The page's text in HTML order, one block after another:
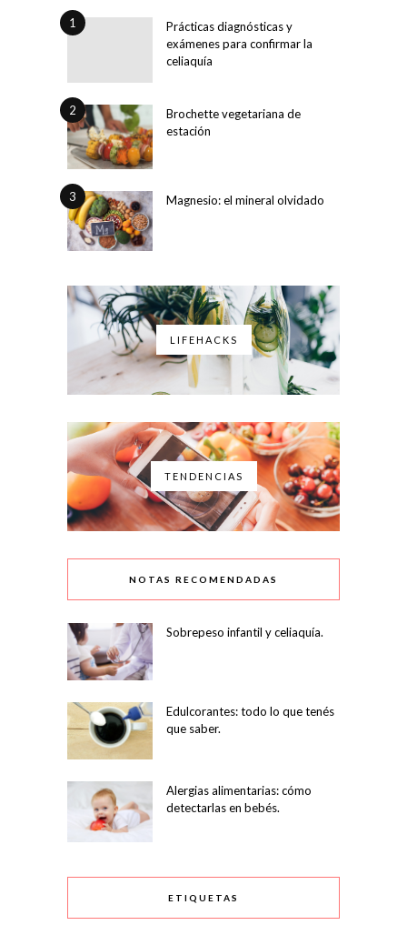
1
Prácticas diagnósticas y
exámenes para confirmar la
celiaquía
2
Brochette vegetariana de
estación
3 Magnesio: el mineral olvidado
LIFEHACKS
TENDENCIAS
NOTAS RECOMENDADAS
Sobrepeso infantil y celiaquía.
Edulcorantes: todo lo que tenés
que saber.
Alergias alimentarias: cómo
detectarlas en bebés.
ETIQUETAS